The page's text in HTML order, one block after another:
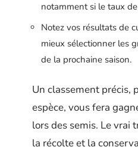
notamment si le taux
Notez vos résultats de
mieux sélectionner les
de la prochaine saison.
Un classement précis,
espèce, vous fera
lors des semis. Le vrai
la récolte et la